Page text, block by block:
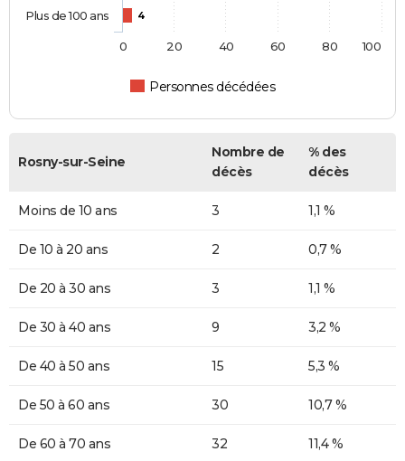
4
Personnes décédées
Plus de 100 ans
0 20 40 60 80 100
Rosny-sur-Seine
Nombre de
décès
% des
décès
Moins de 10 ans 3 1,1 %
De 10 à 20 ans 2 0,7 %
De 20 à 30 ans 3 1,1 %
De 30 à 40 ans 9 3,2 %
De 40 à 50 ans 15 5,3 %
De 50 à 60 ans 30 10,7 %
De 60 à 70 ans 32 11,4 %